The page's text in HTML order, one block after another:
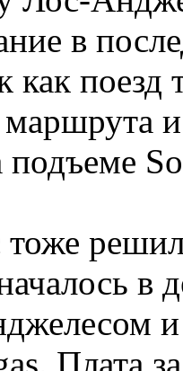
в
как поезд
в